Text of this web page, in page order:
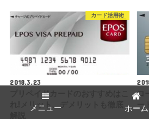
カード活用術
2018.3.23
プリペイドカードのおすすめはこ
れ!メリット、デメリットも徹底
ロ
メニュー ホーム